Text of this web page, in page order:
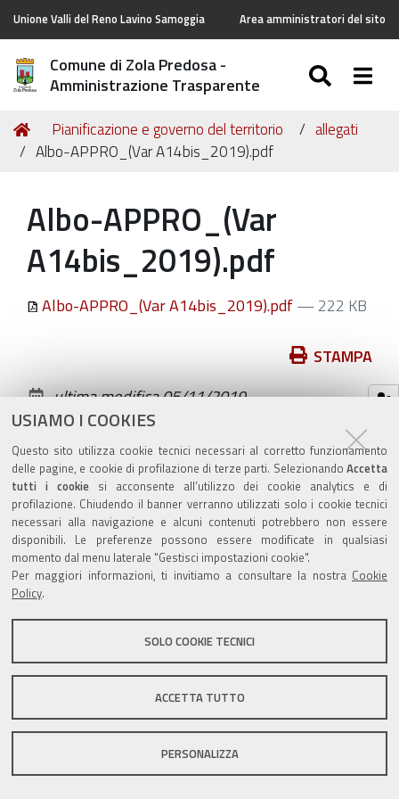
USIAMO I COOKIES
Questo sito utilizza cookie tecnici necessari al corretto funzionamento
delle pagine, e cookie di profilazione di terze parti. Selezionando Accetta
tutti i cookiesi acconsente all’utilizzo dei cookie analytics e di
profilazione. Chiudendo il banner verranno utilizzati solo i cookie tecnici
necessari alla navigazione e alcuni contenuti potrebbero non essere
disponibili. Le preferenze possono essere modificate in qualsiasi
momento dal menu laterale "Gestisci impostazioni cookie".
Per maggiori informazioni, ti invitiamo a consultare la nostra Cookie
Policy.
SOLO COOKIE TECNICI
ACCETTA TUTTO
PERSONALIZZA
Unione Valli del Reno Lavino Samoggia Area amministratori del sito
Comune di Zola Predosa -
Amministrazione Trasparente
Tu
sei
Home
Pianificazione e governo del territorio
allegati
Albo-APPRO_(Var A14bis_2019).pdf
Albo-APPRO_(Var
A14bis_2019).pdf
Albo-APPRO_(Var A14bis_2019).pdf— 222 KB
documento
STAMPA
ultima modifica05/11/2019
Valuta questo sito
Sito istituzionale Comune di Zola Predosa
Privacy policy|DPO|Accessibilità